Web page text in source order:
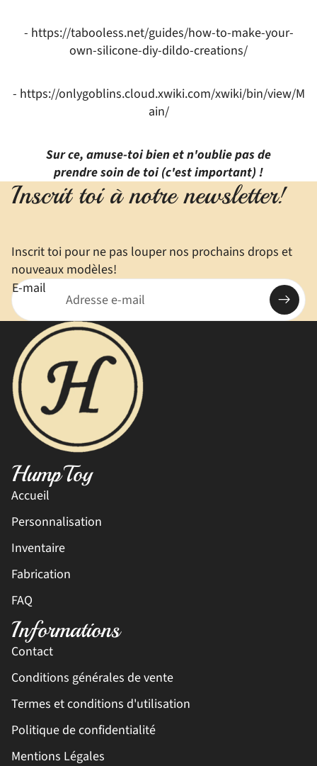
- https://tabooless.net/guides/how-to-make-your-
own-silicone-diy-dildo-creations/
- https://onlygoblins.cloud.xwiki.com/xwiki/bin/view/M
ain/
Sur ce, amuse-toi bien et n'oublie pas de
prendre soin de toi (c'est important) !
Inscrit toi à notre newsletter!
Inscrit toi pour ne pas louper nos prochains drops et
nouveaux modèles!
E-mail
HumpToy
Accueil
Personnalisation
Inventaire
Fabrication
FAQ
Informations
Contact
Conditions générales de vente
Termes et conditions d'utilisation
Politique de confidentialité
Mentions Légales